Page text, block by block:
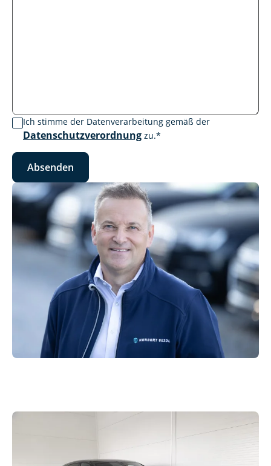
Ich stimme der Datenverarbeitung gemäß der
Datenschutzverordnung zu.*
Absenden